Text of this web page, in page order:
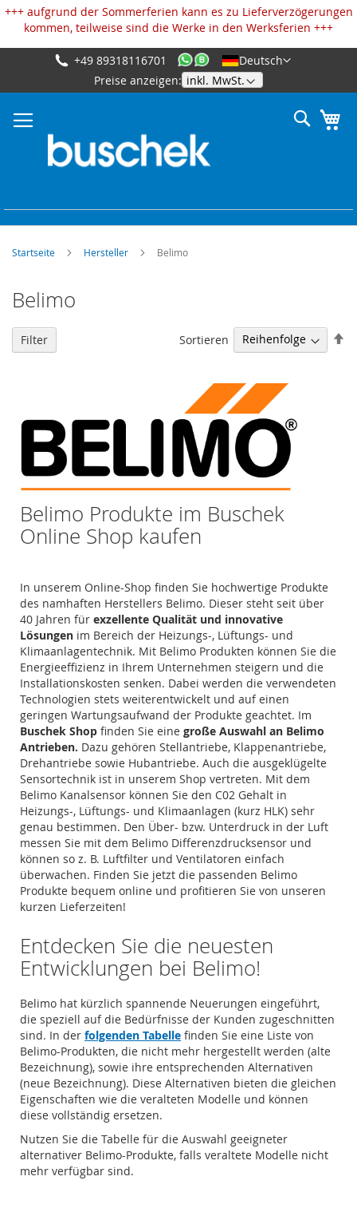
+++ aufgrund der Sommerferien kann es zu Lieferverzögerungen
kommen, teilweise sind die Werke in den Werksferien +++
Zum
Inhalt
Deutsch
Preise anzeigen:
+49 89318116701
Suche
Startseite Hersteller Belimo
Belimo
Belimo Produkte im Buschek
Online Shop kaufen
In unserem Online-Shop finden Sie hochwertige Produkte
des namhaften Herstellers Belimo. Dieser steht seit über
40 Jahren für exzellente Qualität und innovative
Lösungen im Bereich der Heizungs-, Lüftungs- und
Klimaanlagentechnik. Mit Belimo Produkten können Sie die
Energieeffizienz in Ihrem Unternehmen steigern und die
Installationskosten senken. Dabei werden die verwendeten
Technologien stets weiterentwickelt und auf einen
geringen Wartungsaufwand der Produkte geachtet. Im
Buschek Shop finden Sie eine große Auswahl an Belimo
Antrieben. Dazu gehören Stellantriebe, Klappenantriebe,
Drehantriebe sowie Hubantriebe. Auch die ausgeklügelte
Sensortechnik ist in unserem Shop vertreten. Mit dem
Belimo Kanalsensor können Sie den C02 Gehalt in
Heizungs-, Lüftungs- und Klimaanlagen (kurz HLK) sehr
genau bestimmen. Den Über- bzw. Unterdruck in der Luft
messen Sie mit dem Belimo Differenzdrucksensor und
können so z. B. Luftfilter und Ventilatoren einfach
überwachen. Finden Sie jetzt die passenden Belimo
Produkte bequem online und profitieren Sie von unseren
kurzen Lieferzeiten!
Entdecken Sie die neuesten
Entwicklungen bei Belimo!
Belimo hat kürzlich spannende Neuerungen eingeführt,
die speziell auf die Bedürfnisse der Kunden zugeschnitten
sind. In der folgenden Tabelle finden Sie eine Liste von
Belimo-Produkten, die nicht mehr hergestellt werden (alte
Bezeichnung), sowie ihre entsprechenden Alternativen
(neue Bezeichnung). Diese Alternativen bieten die gleichen
Eigenschaften wie die veralteten Modelle und können
diese vollständig ersetzen.
Nutzen Sie die Tabelle für die Auswahl geeigneter
alternativer Belimo-Produkte, falls veraltete Modelle nicht
mehr verfügbar sind.
Sortieren
Filter
Cookie-Einstellungen